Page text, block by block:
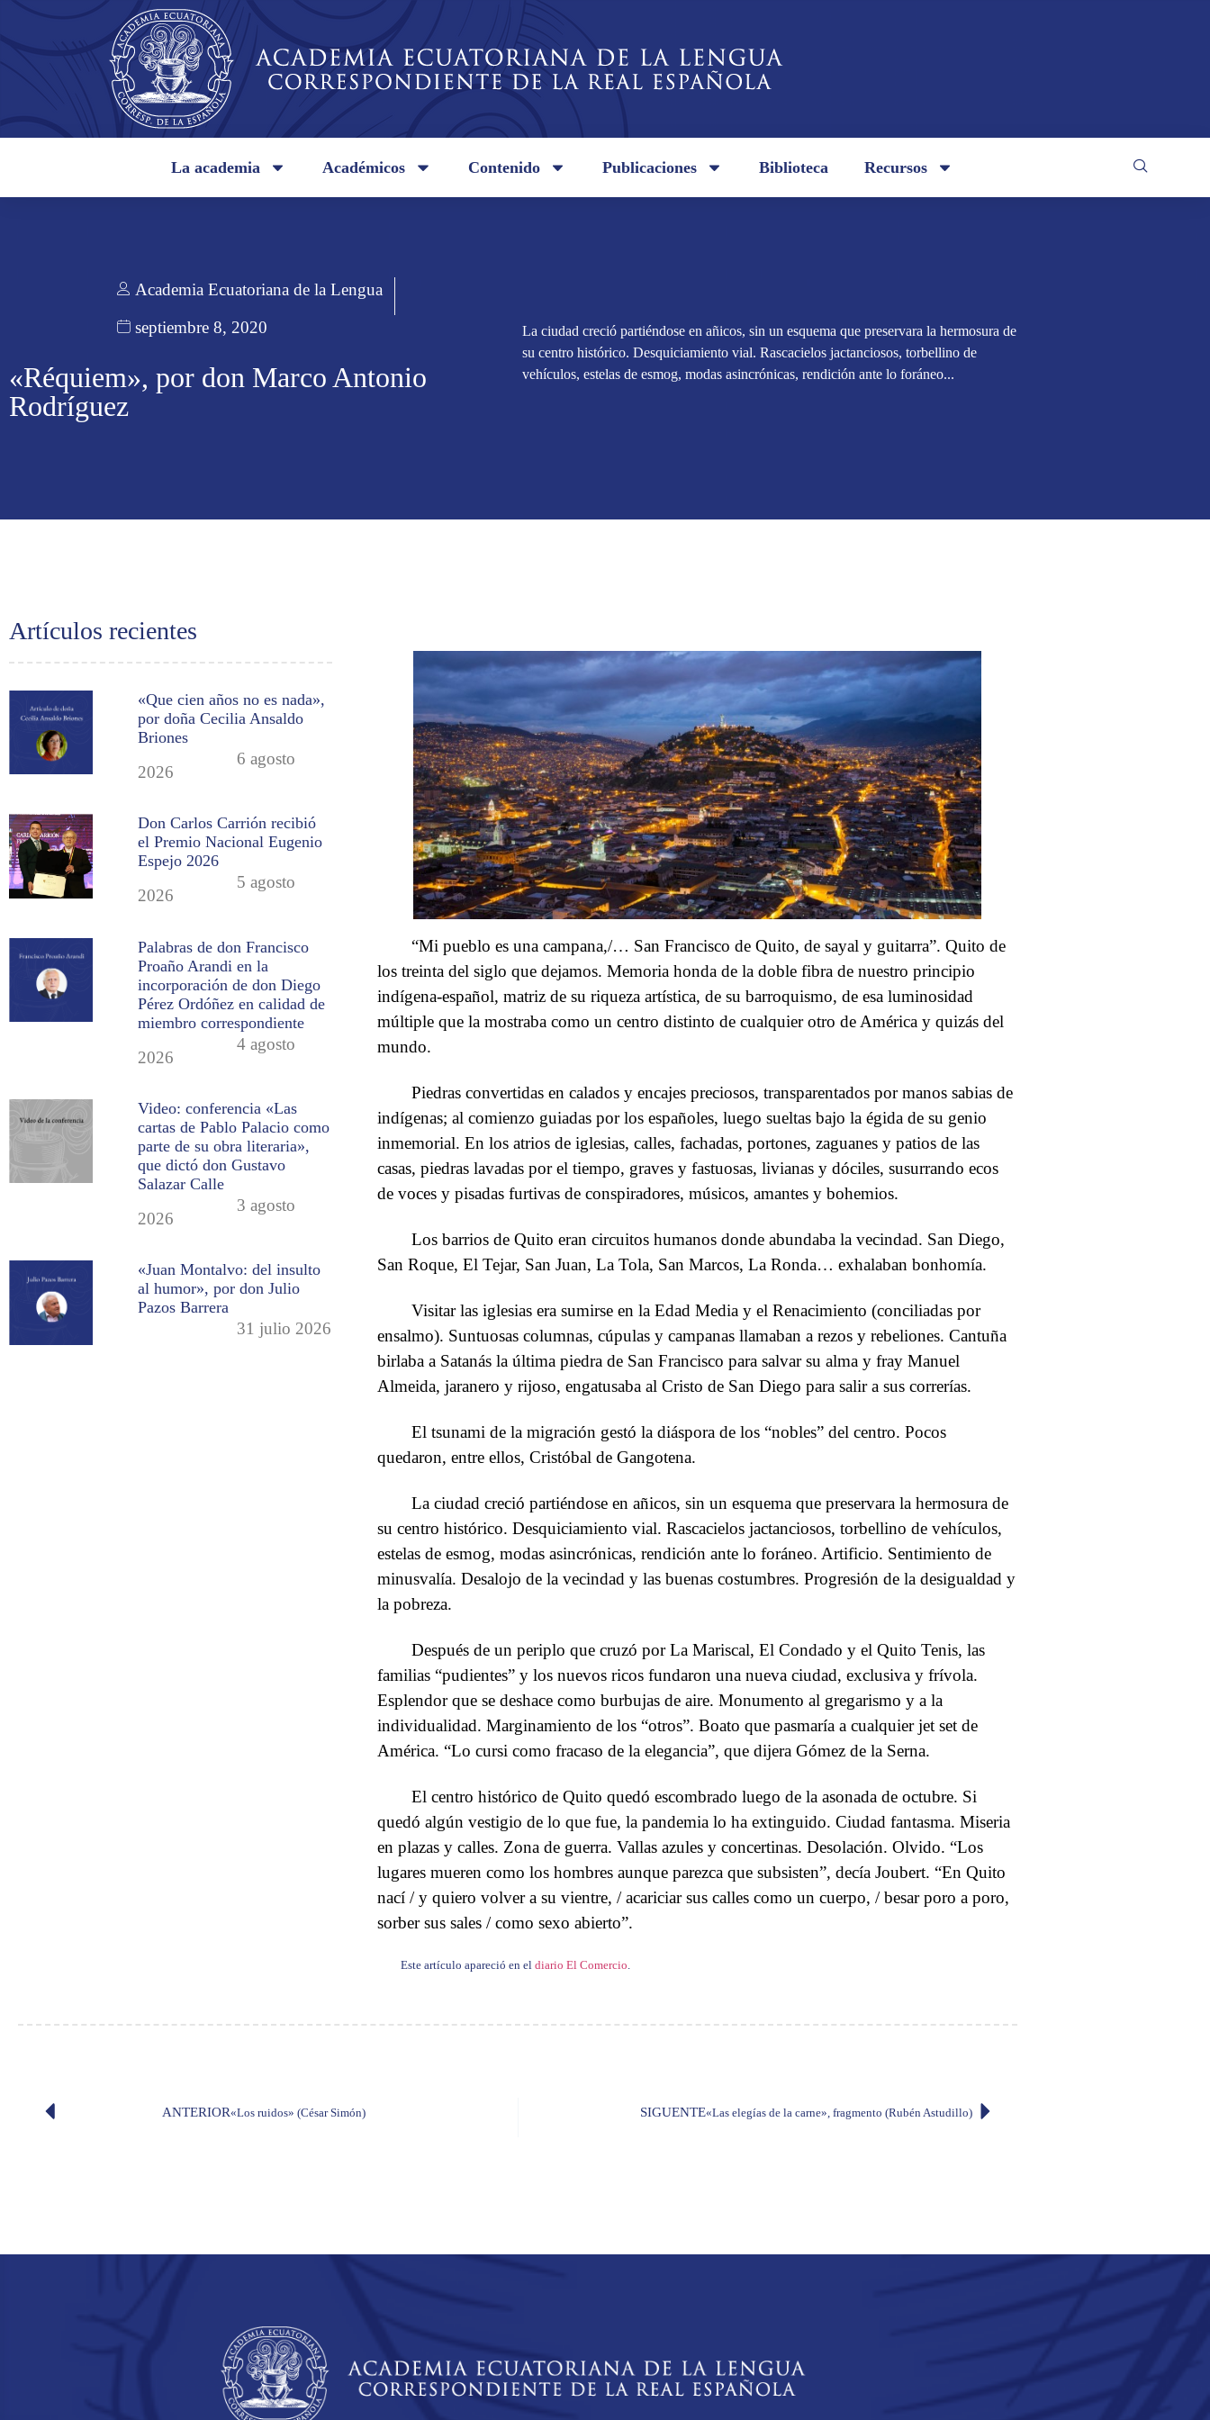
La academia Académicos Contenido Publicaciones Biblioteca Recursos
Academia Ecuatoriana de la Lengua
septiembre 8, 2020
«Réquiem», por don Marco Antonio
Rodríguez
La ciudad creció partiéndose en añicos, sin un esquema que preservara la hermosura de
su centro histórico. Desquiciamiento vial. Rascacielos jactanciosos, torbellino de
vehículos, estelas de esmog, modas asincrónicas, rendición ante lo foráneo...
Artículos recientes
«Que cien años no es nada»,
por doña Cecilia Ansaldo
Briones
6 agosto
2026
Don Carlos Carrión recibió
el Premio Nacional Eugenio
Espejo 2026
5 agosto
2026
Palabras de don Francisco
Proaño Arandi en la
incorporación de don Diego
Pérez Ordóñez en calidad de
miembro correspondiente
4 agosto
2026
Video: conferencia «Las
cartas de Pablo Palacio como
parte de su obra literaria»,
que dictó don Gustavo
Salazar Calle
3 agosto
2026
«Juan Montalvo: del insulto
al humor», por don Julio
Pazos Barrera
31 julio 2026
“Mi pueblo es una campana,/… San Francisco de Quito, de sayal y guitarra”. Quito de
los treinta del siglo que dejamos. Memoria honda de la doble fibra de nuestro principio
indígena-español, matriz de su riqueza artística, de su barroquismo, de esa luminosidad
múltiple que la mostraba como un centro distinto de cualquier otro de América y quizás del
mundo.
Piedras convertidas en calados y encajes preciosos, transparentados por manos sabias de
indígenas; al comienzo guiadas por los españoles, luego sueltas bajo la égida de su genio
inmemorial. En los atrios de iglesias, calles, fachadas, portones, zaguanes y patios de las
casas, piedras lavadas por el tiempo, graves y fastuosas, livianas y dóciles, susurrando ecos
de voces y pisadas furtivas de conspiradores, músicos, amantes y bohemios.
Los barrios de Quito eran circuitos humanos donde abundaba la vecindad. San Diego,
San Roque, El Tejar, San Juan, La Tola, San Marcos, La Ronda… exhalaban bonhomía.
Visitar las iglesias era sumirse en la Edad Media y el Renacimiento (conciliadas por
ensalmo). Suntuosas columnas, cúpulas y campanas llamaban a rezos y rebeliones. Cantuña
birlaba a Satanás la última piedra de San Francisco para salvar su alma y fray Manuel
Almeida, jaranero y rijoso, engatusaba al Cristo de San Diego para salir a sus correrías.
El tsunami de la migración gestó la diáspora de los “nobles” del centro. Pocos
quedaron, entre ellos, Cristóbal de Gangotena.
La ciudad creció partiéndose en añicos, sin un esquema que preservara la hermosura de
su centro histórico. Desquiciamiento vial. Rascacielos jactanciosos, torbellino de vehículos,
estelas de esmog, modas asincrónicas, rendición ante lo foráneo. Artificio. Sentimiento de
minusvalía. Desalojo de la vecindad y las buenas costumbres. Progresión de la desigualdad y
la pobreza.
Después de un periplo que cruzó por La Mariscal, El Condado y el Quito Tenis, las
familias “pudientes” y los nuevos ricos fundaron una nueva ciudad, exclusiva y frívola.
Esplendor que se deshace como burbujas de aire. Monumento al gregarismo y a la
individualidad. Marginamiento de los “otros”. Boato que pasmaría a cualquier jet set de
América. “Lo cursi como fracaso de la elegancia”, que dijera Gómez de la Serna.
El centro histórico de Quito quedó escombrado luego de la asonada de octubre. Si
quedó algún vestigio de lo que fue, la pandemia lo ha extinguido. Ciudad fantasma. Miseria
en plazas y calles. Zona de guerra. Vallas azules y concertinas. Desolación. Olvido. “Los
lugares mueren como los hombres aunque parezca que subsisten”, decía Joubert. “En Quito
nací / y quiero volver a su vientre, / acariciar sus calles como un cuerpo, / besar poro a poro,
sorber sus sales / como sexo abierto”.
Este artículo apareció en el diario El Comercio.
ANTERIOR«Los ruidos» (César Simón) SIGUENTE«Las elegías de la carne», fragmento (Rubén Astudillo)